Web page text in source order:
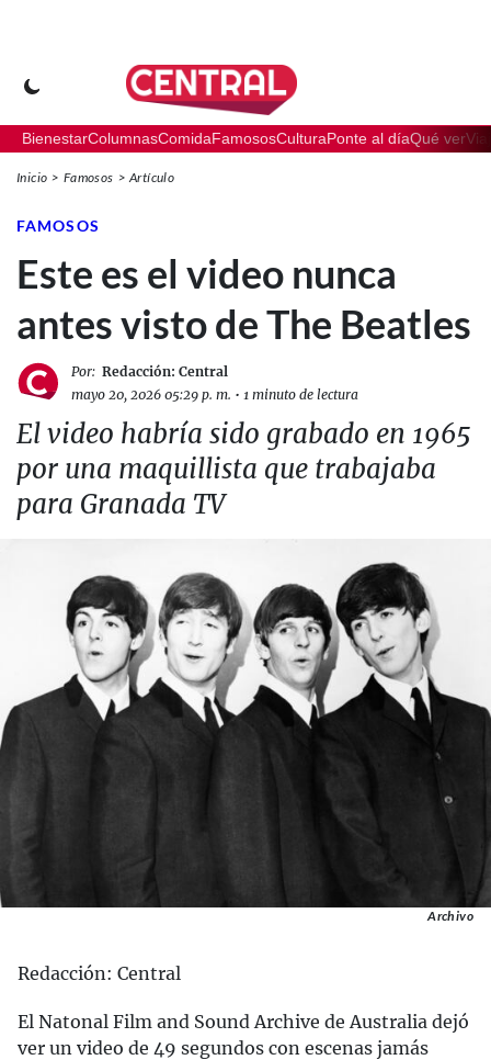
BienestarColumnasComidaFamososCulturaPonte al díaQué ver
Inicio Famosos Artículo
FAMOSOS
Este es el video nunca
antes visto de The Beatles
Por: Redacción: Central
mayo 20, 2026 05:29 p. m. • 1 minuto de lectura
El video habría sido grabado en 1965
por una maquillista que trabajaba
para Granada TV
Archivo
Redacción: Central
El Natonal Film and Sound Archive de Australia dejó
ver un video de 49 segundos con escenas jamás